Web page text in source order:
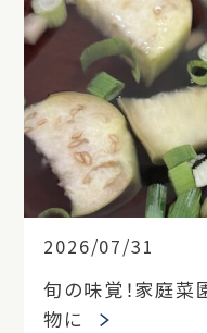
2026/07/31
旬の味覚！家庭菜
物に